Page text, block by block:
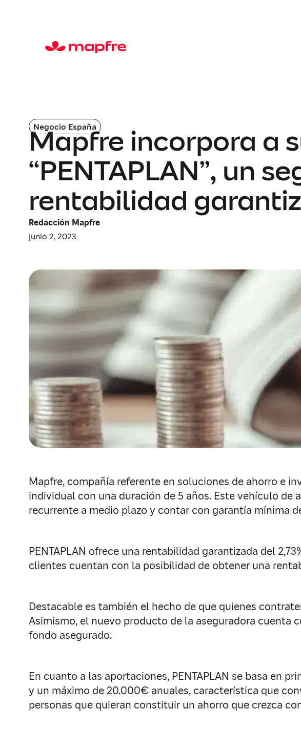
Negocio España
Mapfre incorpora a
“PENTAPLAN”, un
rentabilidad
Redacción Mapfre
junio 2, 2023
Mapfre, compañía referente en soluciones de ahorro e
individual con una duración de 5 años. Este vehículo
recurrente a medio plazo y contar con garantía mínima
PENTAPLAN ofrece una rentabilidad garantizada del
clientes cuentan con la posibilidad de obtener una
Destacable es también el hecho de que quienes
Asimismo, el nuevo producto de la aseguradora
fondo asegurado.
En cuanto a las aportaciones, PENTAPLAN se basa en
y un máximo de 20.000€ anuales, característica que
personas que quieran constituir un ahorro que crezca